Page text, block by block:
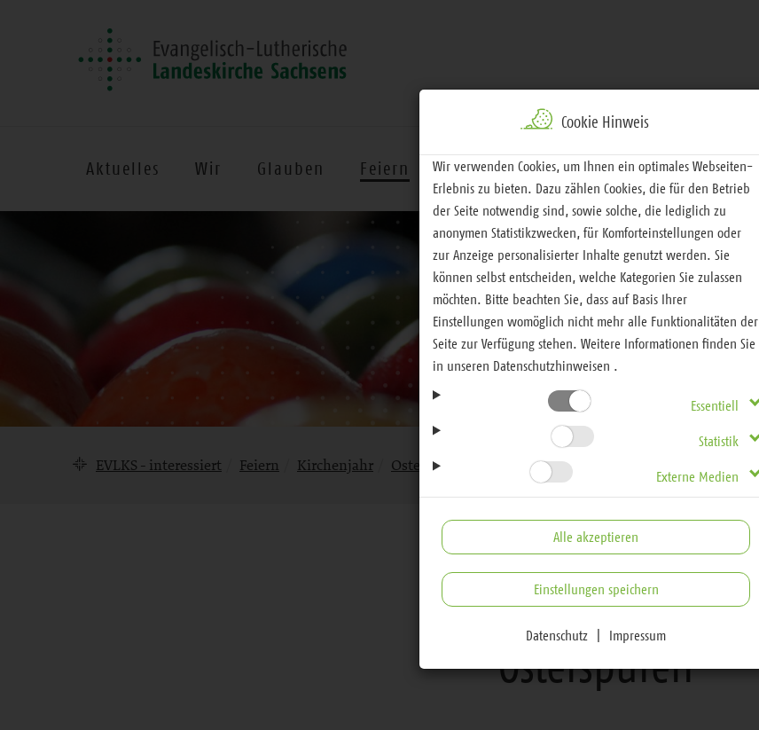
Aktuelles Wir Glauben Feiern Handeln Service
EVLKS - interessiert Feiern Kirchenjahr Osterspuren
Kirchenjahr
Osterspuren
Cookie Hinweis
Wir verwenden Cookies, um Ihnen ein optimales Webseiten-
Erlebnis zu bieten. Dazu zählen Cookies, die für den Betrieb
der Seite notwendig sind, sowie solche, die lediglich zu
anonymen Statistikzwecken, für Komforteinstellungen oder
zur Anzeige personalisierter Inhalte genutzt werden. Sie
können selbst entscheiden, welche Kategorien Sie zulassen
möchten. Bitte beachten Sie, dass auf Basis Ihrer
Einstellungen womöglich nicht mehr alle Funktionalitäten der
Seite zur Verfügung stehen. Weitere Informationen finden Sie
in unseren Datenschutzhinweisen .
Essentiell
Statistik
Externe Medien
Alle akzeptieren
Einstellungen speichern
Datenschutz Impressum